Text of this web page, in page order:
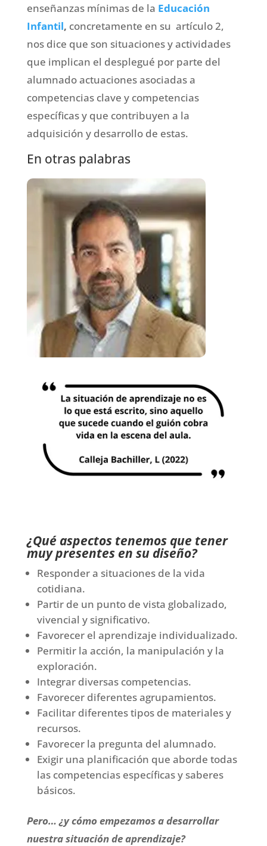
enseñanzas mínimas de la Educación
Infantil, concretamente en su artículo 2,
nos dice que son situaciones y actividades
que implican el desplegué por parte del
alumnado actuaciones asociadas a
competencias clave y competencias
específicas y que contribuyen a la
adquisición y desarrollo de estas.
En otras palabras
¿Qué aspectos tenemos que tener
muy presentes en su diseño?
Responder a situaciones de la vida
cotidiana.
Partir de un punto de vista globalizado,
vivencial y significativo.
Favorecer el aprendizaje individualizado.
Permitir la acción, la manipulación y la
exploración.
Integrar diversas competencias.
Favorecer diferentes agrupamientos.
Facilitar diferentes tipos de materiales y
recursos.
Favorecer la pregunta del alumnado.
Exigir una planificación que aborde todas
las competencias específicas y saberes
básicos.
Pero… ¿y cómo empezamos a desarrollar
nuestra situación de aprendizaje?